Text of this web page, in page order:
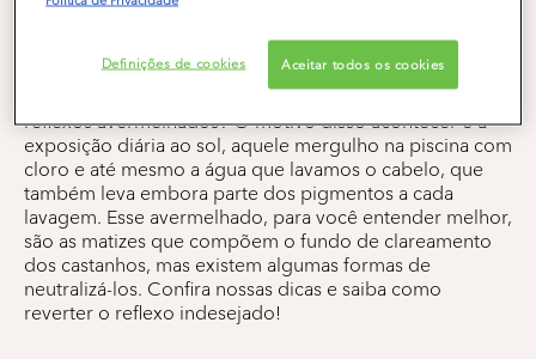
Cabelos Castanhos Tonalizante
Já reparou que seu cabelo castanho ou preto, sendo
colorido ou natural, com o tempo começa a ganhar
reflexos avermelhados? O motivo disso acontecer é a
exposição diária ao sol, aquele mergulho na piscina com
cloro e até mesmo a água que lavamos o cabelo, que
também leva embora parte dos pigmentos a cada
lavagem. Esse avermelhado, para você entender melhor,
são as matizes que compõem o fundo de clareamento
dos castanhos, mas existem algumas formas de
neutralizá-los. Confira nossas dicas e saiba como
reverter o reflexo indesejado!
Definições de cookies Aceitar todos os cookies